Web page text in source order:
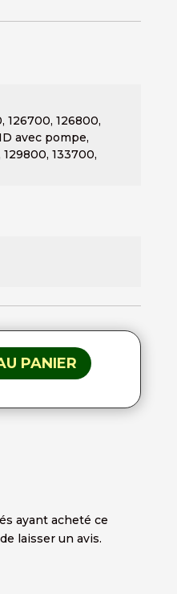
126700, 126800,
avec pompe,
133700,
PANIER
ayant acheté ce
laisser un avis.